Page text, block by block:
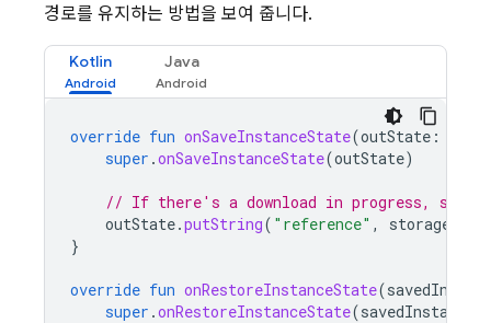
경로를 유지하는 방법을 보여 줍니다.
Kotlin Java
override fun onSaveInstanceState(outState :
super .onSaveInstanceState(outState)
// If there's a download in progress, save
outState.putString( "reference" , storageRef
}
override fun onRestoreInstanceState(
super .onRestoreInstanceState(